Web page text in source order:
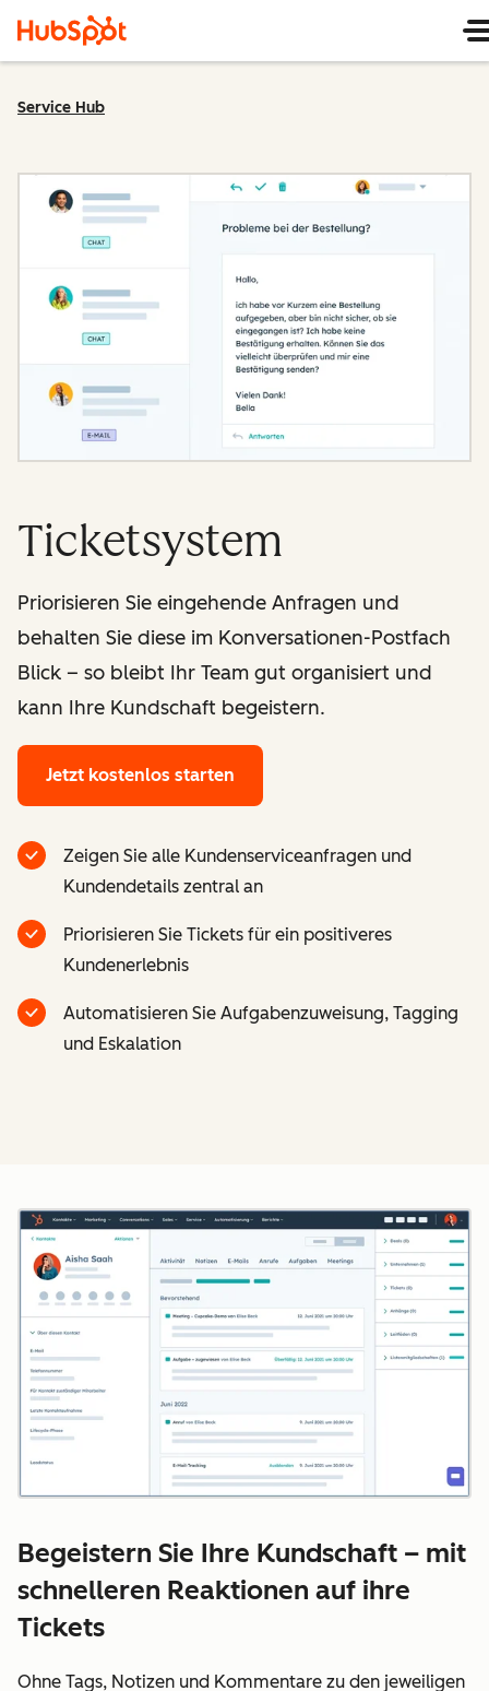
Service Hub
Ticketsystem
Priorisieren Sie eingehende Anfragen und
behalten Sie diese im Konversationen-Postfach
Blick – so bleibt Ihr Team gut organisiert und
kann Ihre Kundschaft begeistern.
Jetzt kostenlos starten
Zeigen Sie alle Kundenserviceanfragen und
Kundendetails zentral an
Priorisieren Sie Tickets für ein positiveres
Kundenerlebnis
Automatisieren Sie Aufgabenzuweisung, Tagging
und Eskalation
Begeistern Sie Ihre Kundschaft – mit
schnelleren Reaktionen auf ihre
Tickets
Ohne Tags, Notizen und Kommentare zu den jeweiligen